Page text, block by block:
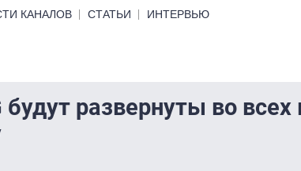
КАНАЛОВ СТАТЬИ ИНТЕРВЬЮ
развернуты во